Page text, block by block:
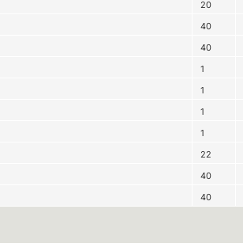
20
40
40
1
1
1
1
22
40
40